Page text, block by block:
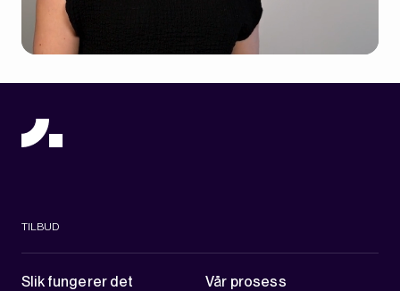
TILBUD
Slik fungerer det
Vår prosess